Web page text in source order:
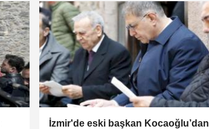
İzmir'de eski başkan Kocaoğlu’dan